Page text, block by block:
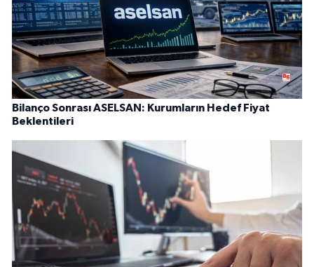
Bilanço Sonrası ASELSAN: Kurumların Hedef Fiyat
Beklentileri